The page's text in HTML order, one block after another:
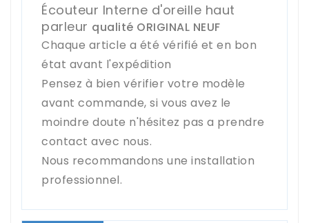
Écouteur Interne d'oreille haut
parleur qualité ORIGINAL NEUF
Chaque article a été vérifié et en bon
état avant l'expédition
Pensez à bien vérifier votre modèle
avant commande, si vous avez le
moindre doute n'hésitez pas a prendre
contact avec nous.
Nous recommandons une installation
professionnel.